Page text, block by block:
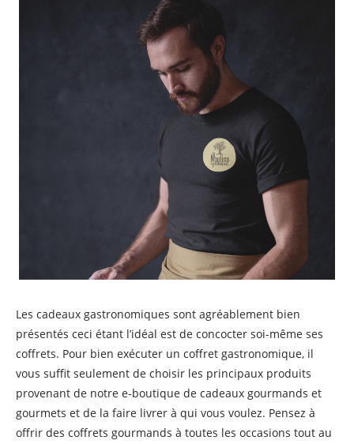
Les cadeaux gastronomiques sont agréablement bien
présentés ceci étant l’idéal est de concocter soi-même ses
coffrets. Pour bien exécuter un coffret gastronomique, il
vous suffit seulement de choisir les principaux produits
provenant de notre e-boutique de cadeaux gourmands et
gourmets et de la faire livrer à qui vous voulez. Pensez à
offrir des coffrets gourmands à toutes les occasions tout au